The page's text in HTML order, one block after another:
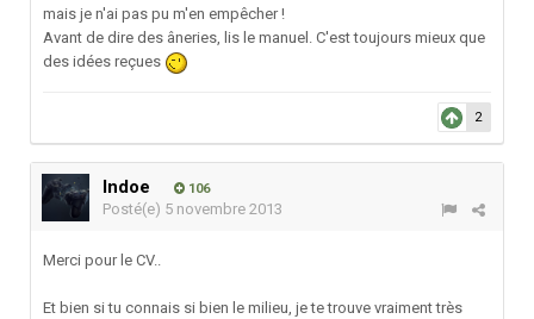
mais je n'ai pas pu m'en empêcher !
Avant de dire des âneries, lis le manuel. C'est toujours mieux que
des idées reçues
2
Indoe 106
Posté(e) 5 novembre 2013
Merci pour le CV..
Et bien si tu connais si bien le milieu, je te trouve vraiment très